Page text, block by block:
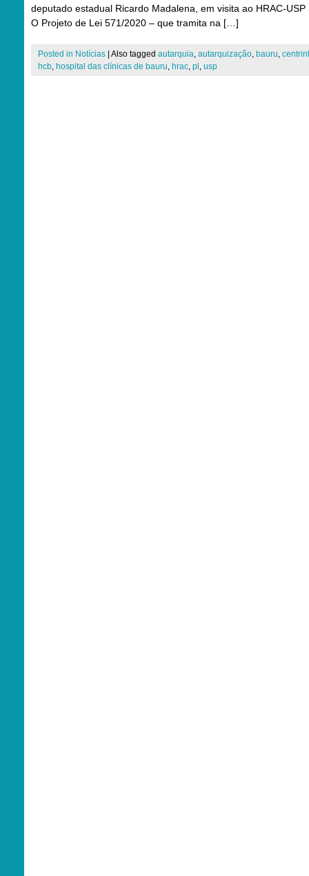
deputado estadual Ricardo Madalena, em visita ao HRAC-USP
O Projeto de Lei 571/2020 – que tramita na […]
Posted in Notícias Also tagged autarquia, autarquização, bauru,
hcb, hospital das clínicas de bauru, hrac, pl , usp